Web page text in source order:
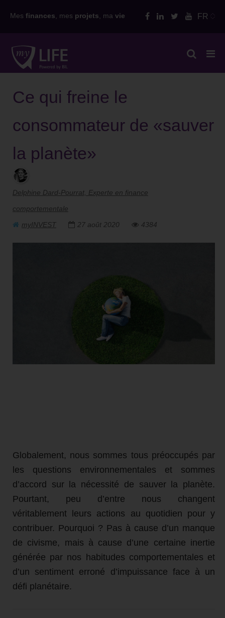
to
Mes finances , mes projets , ma vie FR
Ce qui freine le
consommateur de «sauver
la planète»
Delphine Dard-Pourrat, Experte en finance
comportementale
myINVEST
27 août 2020 4384
Globalement, nous sommes tous préoccupés par
les questions environnementales et sommes
d’accord sur la nécessité de sauver la planète.
Pourtant, peu d’entre nous changent
véritablement leurs actions au quotidien pour y
contribuer. Pourquoi ? Pas à cause d’un manque
de civisme, mais à cause d’une certaine inertie
générée par nos habitudes comportementales et
d’un sentiment erroné d’impuissance face à un
défi planétaire.